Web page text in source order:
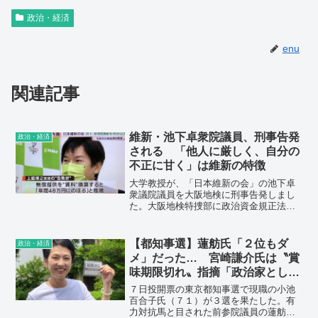
政治・経済
enu
関連記事
政治・経済
維新・池下卓衆院議員、刑事告発
される 「他人に厳しく、自分の
不正に甘く」は維新の特徴
大学教授が、「日本維新の会」の池下卓
衆議院議員を大阪地検に刑事告発しまし
た。大阪地検特捜部に政治資金規正法違
よりますと、日本維新の会・池下卓衆院
議員の後援会は、2020年までの3年間、池
下議員の父親から実家を事務所として無
償提供されていましたが、収支報告書に
記載していなかったということです。
政治・経済
【都知事選】蓮舫氏「２位もダ
メ」だった… 宮崎謙介氏は〝賞
味期限切れ〟指摘「政治家として
価値ダダ下がり」
７日投開票の東京都知事選で現職の小池
百合子氏（７１）が３選を果たした。有
力対抗馬と目された前参院議員の蓮舫氏